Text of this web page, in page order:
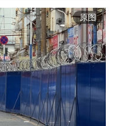
原图